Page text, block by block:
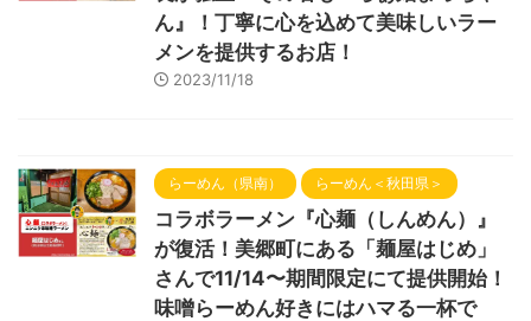
ん』！丁寧に心を込めて美味しいラー
メンを提供するお店！
2023/11/18
らーめん（県南） らーめん＜秋田県＞
コラボラーメン『心麺（しんめん）』
が復活！美郷町にある「麺屋はじめ」
さんで11/14〜期間限定にて提供開始！
味噌らーめん好きにはハマる一杯で